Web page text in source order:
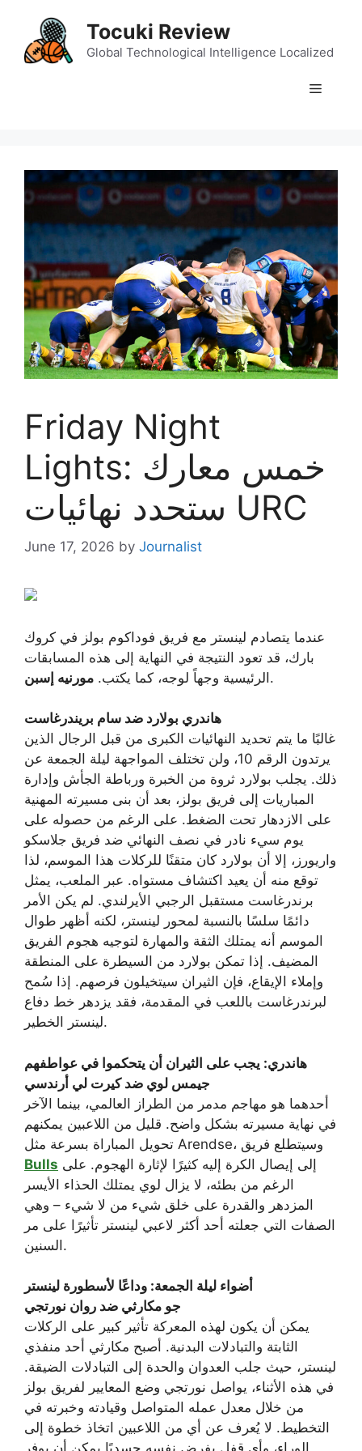
content
Tocuki Review
Global Technological Intelligence Localized
Menu
Friday Night
Lights: خمس معارك
ستحدد نهائيات URC
June 17, 2026 by Journalist
عندما يتصادم لينستر مع فريق فوداكوم بولز في كروك
بارك، قد تعود النتيجة في النهاية إلى هذه المسابقات
الرئيسية وجهاً لوجه، كما يكتب. مورنيه إسبن .
هاندري بولارد ضد سام بريندرغاست
غالبًا ما يتم تحديد النهائيات الكبرى من قبل الرجال الذين
يرتدون الرقم 10، ولن تختلف المواجهة ليلة الجمعة عن
ذلك. يجلب بولارد ثروة من الخبرة ورباطة الجأش وإدارة
المباريات إلى فريق بولز، بعد أن بنى مسيرته المهنية
على الازدهار تحت الضغط. على الرغم من حصوله على
يوم سيء نادر في نصف النهائي ضد فريق جلاسكو
واريورز، إلا أن بولارد كان متقنًا للركلات هذا الموسم، لذا
توقع منه أن يعيد اكتشاف مستواه. عبر الملعب، يمثل
برندرغاست مستقبل الرجبي الأيرلندي. لم يكن الأمر
دائمًا سلسًا بالنسبة لمحور لينستر، لكنه أظهر طوال
الموسم أنه يمتلك الثقة والمهارة لتوجيه هجوم الفريق
المضيف. إذا تمكن بولارد من السيطرة على المنطقة
وإملاء الإيقاع، فإن الثيران سيتخيلون فرصهم. إذا سُمح
لبرندرغاست باللعب في المقدمة، فقد يزدهر خط دفاع
لينستر الخطير.
هاندري: يجب على الثيران أن يتحكموا في عواطفهم
جيمس لوي ضد كيرت لي أرندسي
أحدهما هو مهاجم مدمر من الطراز العالمي، بينما الآخر
في نهاية مسيرته بشكل واضح. قليل من اللاعبين يمكنهم
تحويل المباراة بسرعة مثل Arendse، وسيتطلع فريق
Bulls
الرغم من بطئه، لا يزال لوي يمتلك الحذاء الأيسر
المزدهر والقدرة على خلق شيء من لا شيء – وهي
الصفات التي جعلته أحد أكثر لاعبي لينستر تأثيرًا على مر
السنين.
أضواء ليلة الجمعة: وداعًا لأسطورة لينستر
جو مكارثي ضد روان نورتجي
يمكن أن يكون لهذه المعركة تأثير كبير على الركلات
الثابتة والتبادلات البدنية. أصبح مكارثي أحد منفذي
لينستر، حيث جلب العدوان والحدة إلى التبادلات الضيقة.
في هذه الأثناء، يواصل نورتجي وضع المعايير لفريق بولز
من خلال معدل عمله المتواصل وقيادته وخبرته في
التخطيط. لا يُعرف عن أي من اللاعبين اتخاذ خطوة إلى